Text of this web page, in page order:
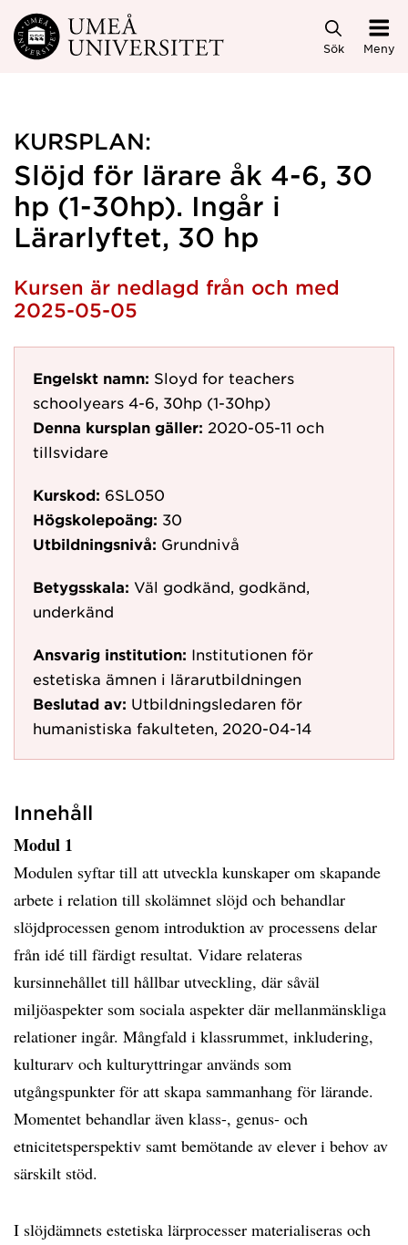
Hoppa direkt till innehållet
Sök Meny
KURSPLAN:
Slöjd för lärare åk 4-6, 30
hp (1-30hp). Ingår i
Lärarlyftet, 30 hp
Kursen är nedlagd från och med
2025-05-05
Engelskt namn: Sloyd for teachers
schoolyears 4-6, 30hp (1-30hp)
Denna kursplan gäller: 2020-05-11 och
tillsvidare
Kurskod: 6SL050
Högskolepoäng: 30
Utbildningsnivå: Grundnivå
Betygsskala: Väl godkänd, godkänd,
underkänd
Ansvarig institution: Institutionen för
estetiska ämnen i lärarutbildningen
Beslutad av: Utbildningsledaren för
humanistiska fakulteten, 2020-04-14
Innehåll
Modul 1
Modulen syftar till att utveckla kunskaper om skapande
arbete i relation till skolämnet slöjd och behandlar
slöjdprocessen genom introduktion av processens delar
från idé till färdigt resultat. Vidare relateras
kursinnehållet till hållbar utveckling, där såväl
miljöaspekter som sociala aspekter där mellanmänskliga
relationer ingår. Mångfald i klassrummet, inkludering,
kulturarv och kulturyttringar används som
utgångspunkter för att skapa sammanhang för lärande.
Momentet behandlar även klass-, genus- och
etnicitetsperspektiv samt bemötande av elever i behov av
särskilt stöd.
I slöjdämnets estetiska lärprocesser materialiseras och